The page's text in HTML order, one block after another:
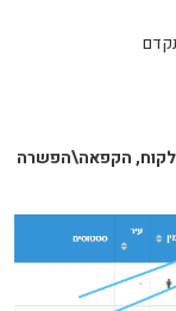
לקוח, הקפאה\הפשרה